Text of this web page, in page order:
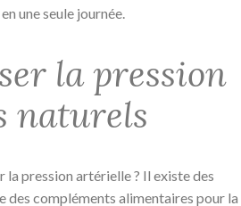
une seule journée.
la pression
naturels
la pression artérielle ? Il existe des
des compléments alimentaires pour la